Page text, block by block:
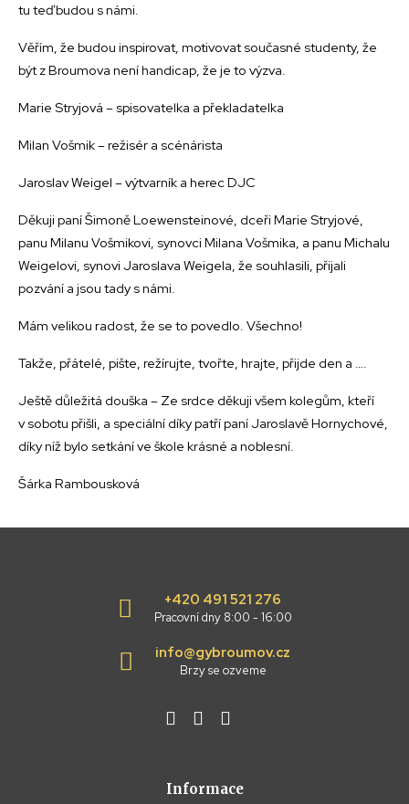
tu teď budou s námi.
Věřím, že budou inspirovat, motivovat současné studenty, že
být z Broumova není handicap, že je to výzva.
Marie Stryjová – spisovatelka a překladatelka
Milan Vošmik – režisér a scénárista
Jaroslav Weigel – výtvarník a herec DJC
Děkuji paní Šimoně Loewensteinové, dceři Marie Stryjové,
panu Milanu Vošmikovi, synovci Milana Vošmika, a panu Michalu
Weigelovi, synovi Jaroslava Weigela, že souhlasili, přijali
pozvání a jsou tady s námi.
Mám velikou radost, že se to povedlo. Všechno!
Takže, přátelé, pište, režírujte, tvořte, hrajte, přijde den a ….
Ještě důležitá douška – Ze srdce děkuji všem kolegům, kteří
v sobotu přišli, a speciální díky patří paní Jaroslavě Hornychové,
díky níž bylo setkání ve škole krásné a noblesní.
Šárka Rambousková
+420 491 521 276
Pracovní dny 8:00 - 16:00
info@gybroumov.cz
Brzy se ozveme
Informace